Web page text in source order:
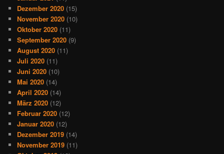
Dezember 2020 (15)
November 2020 (10)
Oktober 2020 (11)
September 2020 (9)
August 2020 (11)
Juli 2020 (11)
Juni 2020 (10)
Mai 2020 (14)
April 2020 (14)
März 2020 (12)
Februar 2020 (12)
Januar 2020 (12)
Dezember 2019 (14)
November 2019 (11)